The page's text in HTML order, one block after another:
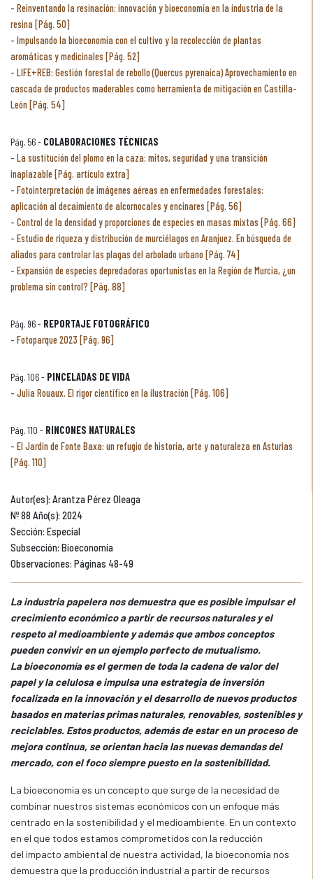
Reinventando la resinación: innovación y bioeconomía en la industria de la
resina [Pág. 50]
Impulsando la bioeconomía con el cultivo y la recolección de plantas
aromáticas y medicinales [Pág. 52]
LIFE+REB: Gestión forestal de rebollo (Quercus pyrenaica) Aprovechamiento en
cascada de productos maderables como herramienta de mitigación en Castilla-
León [Pág. 54]
Pág. 56 - COLABORACIONES TÉCNICAS
La sustitución del plomo en la caza: mitos, seguridad y una transición
inaplazable [Pág. artículo extra]
Fotointerpretación de imágenes aéreas en enfermedades forestales:
aplicación al decaimiento de alcornocales y encinares [Pág. 56]
Control de la densidad y proporciones de especies en masas mixtas [Pág. 66]
Estudio de riqueza y distribución de murciélagos en Aranjuez. En búsqueda de
aliados para controlar las plagas del arbolado urbano [Pág. 74]
Expansión de especies depredadoras oportunistas en la Región de Murcia, ¿un
problema sin control? [Pág. 88]
Pág. 96 - REPORTAJE FOTOGRÁFICO
Fotoparque 2023 [Pág. 96]
Pág. 106 - PINCELADAS DE VIDA
Julia Rouaux. El rigor científico en la ilustración [Pág. 106]
Pág. 110 - RINCONES NATURALES
El Jardín de Fonte Baxa: un refugio de historia, arte y naturaleza en Asturias
[Pág. 110]
Autor(es): Arantza Pérez Oleaga
Nº 88 Año(s): 2024
Sección: Especial
Subsección: Bioeconomía
Observaciones: Páginas 48-49
La industria papelera nos demuestra que es posible impulsar el
crecimiento económico a partir de recursos naturales y el
respeto al medioambiente y además que ambos conceptos
pueden convivir en un ejemplo perfecto de mutualismo.
La bioeconomía es el germen de toda la cadena de valor del
papel y la celulosa e impulsa una estrategia de inversión
focalizada en la innovación y el desarrollo de nuevos productos
basados en materias primas naturales, renovables, sostenibles y
reciclables. Estos productos, además de estar en un proceso de
mejora continua, se orientan hacia las nuevas demandas del
mercado, con el foco siempre puesto en la sostenibilidad.
La bioeconomía es un concepto que surge de la necesidad de
combinar nuestros sistemas económicos con un enfoque más
centrado en la sostenibilidad y el medioambiente. En un contexto
en el que todos estamos comprometidos con la reducción
del impacto ambiental de nuestra actividad, la bioeconomía nos
demuestra que la producción industrial a partir de recursos